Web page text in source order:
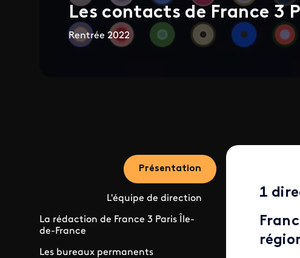
Les contacts de France 3
Rentrée 2022
Présentation
L'équipe de direction
La rédaction de France 3 Paris Île-
de-France
Les bureaux permanents
1